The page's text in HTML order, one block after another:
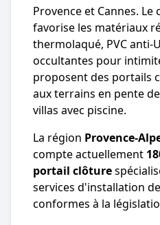
Provence et Cannes.
favorise les matériaux
thermolaqué, PVC anti-
occultantes pour
proposent des portails
aux terrains en pente
villas avec piscine.
La région Provence-
compte actuellement
portail clôture
services d'installation
conformes à la